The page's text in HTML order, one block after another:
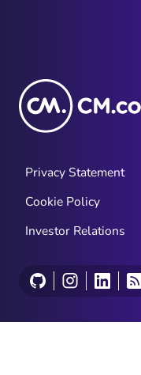
Privacy Statement
Cookie Policy
Investor Relations